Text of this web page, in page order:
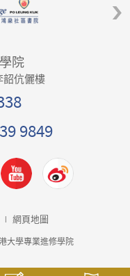
院
韶伉儷樓
9849
網頁地圖
大學專業進修學院